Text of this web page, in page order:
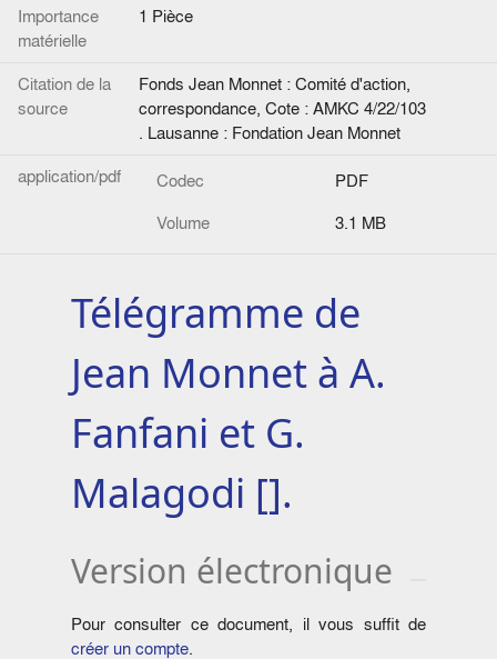
Importance
matérielle
1 Pièce
Citation de la
source
Fonds Jean Monnet : Comité d'action,
correspondance, Cote : AMKC 4/22/103
. Lausanne : Fondation Jean Monnet
application/pdf
Codec
PDF
Volume
3.1 MB
Télégramme de
Jean Monnet à A.
Fanfani et G.
Malagodi [].
Version électronique
Pour consulter ce document, il vous suffit de
créer un compte.